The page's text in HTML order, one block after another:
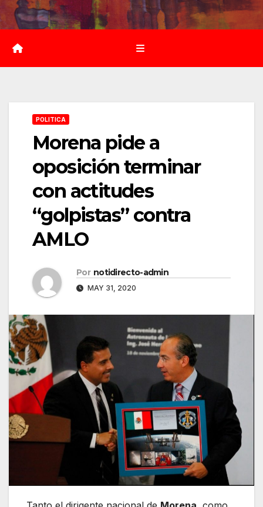
Saltar
al
contenido
POLITICA
Morena pide a
oposición terminar
con actitudes
“golpistas” contra
AMLO
Por notidirecto-admin
MAY 31, 2020